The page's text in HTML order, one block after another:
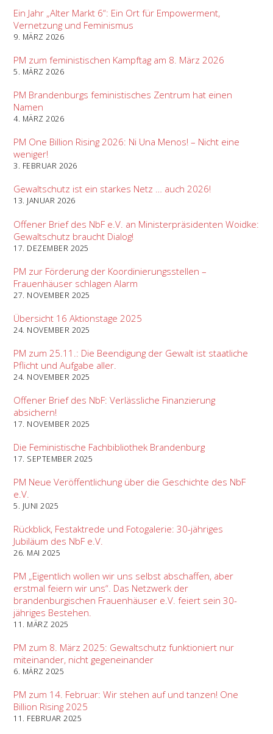
Ein Jahr „Alter Markt 6“: Ein Ort für Empowerment,
Vernetzung und Feminismus
9. MÄRZ 2026
PM zum feministischen Kampftag am 8. März 2026
5. MÄRZ 2026
PM Brandenburgs feministisches Zentrum hat einen
Namen
4. MÄRZ 2026
PM One Billion Rising 2026: Ni Una Menos! – Nicht eine
weniger!
3. FEBRUAR 2026
Gewaltschutz ist ein starkes Netz … auch 2026!
13. JANUAR 2026
Offener Brief des NbF e.V. an Ministerpräsidenten Woidke:
Gewaltschutz braucht Dialog!
17. DEZEMBER 2025
PM zur Förderung der Koordinierungsstellen –
Frauenhäuser schlagen Alarm
27. NOVEMBER 2025
Übersicht 16 Aktionstage 2025
24. NOVEMBER 2025
PM zum 25.11.: Die Beendigung der Gewalt ist staatliche
Pflicht und Aufgabe aller.
24. NOVEMBER 2025
Offener Brief des NbF: Verlässliche Finanzierung
absichern!
17. NOVEMBER 2025
Die Feministische Fachbibliothek Brandenburg
17. SEPTEMBER 2025
PM Neue Veröffentlichung über die Geschichte des NbF
e.V.
5. JUNI 2025
Rückblick, Festaktrede und Fotogalerie: 30-jähriges
Jubiläum des NbF e.V.
26. MAI 2025
PM „Eigentlich wollen wir uns selbst abschaffen, aber
erstmal feiern wir uns“. Das Netzwerk der
brandenburgischen Frauenhäuser e.V. feiert sein 30-
jähriges Bestehen.
11. MÄRZ 2025
PM zum 8. März 2025: Gewaltschutz funktioniert nur
miteinander, nicht gegeneinander
6. MÄRZ 2025
PM zum 14. Februar: Wir stehen auf und tanzen! One
Billion Rising 2025
11. FEBRUAR 2025